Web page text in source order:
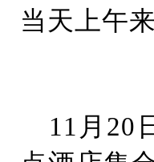
当天上午
11月20